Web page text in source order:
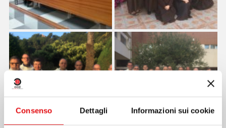
Consenso Dettagli Informazioni sui cookie